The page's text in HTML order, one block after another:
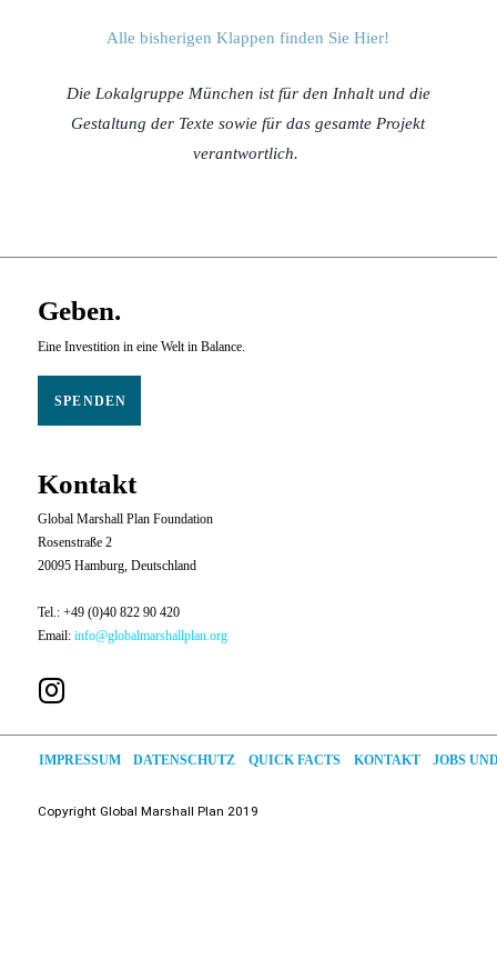
Alle bisherigen Klappen finden Sie Hier!
Die Lokalgruppe München ist für den Inhalt und die
Gestaltung der Texte sowie für das gesamte Projekt
verantwortlich.
Geben.
Eine Investition in eine Welt in Balance.
SPENDEN
Kontakt
Global Marshall Plan Foundation
Rosenstraße 2
20095 Hamburg, Deutschland
Tel.: +49 (0)40 822 90 420
Email: info@globalmarshallplan.org
IMPRESSUM DATENSCHUTZ QUICK FACTS KONTAKT JOBS
Copyright Global Marshall Plan 2019